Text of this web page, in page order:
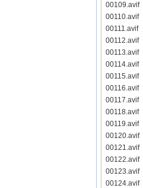
00109.avif
00110.avif
00111.avif
00112.avif
00113.avif
00114.avif
00115.avif
00116.avif
00117.avif
00118.avif
00119.avif
00120.avif
00121.avif
00122.avif
00123.avif
00124.avif